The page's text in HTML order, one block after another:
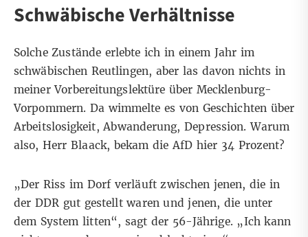
Schwäbische Verhältnisse
Solche Zustände erlebte ich in einem Jahr im
schwäbischen Reutlingen, aber las davon nichts in
meiner Vorbereitungslektüre über Mecklenburg-
Vorpommern. Da wimmelte es von Geschichten über
Arbeitslosigkeit, Abwanderung, Depression. Warum
also, Herr Blaack, bekam die AfD hier 34 Prozent?
„Der Riss im Dorf verläuft zwischen jenen, die in
der DDR gut gestellt waren und jenen, die unter
dem System litten“, sagt der 56-Jährige. „Ich kann